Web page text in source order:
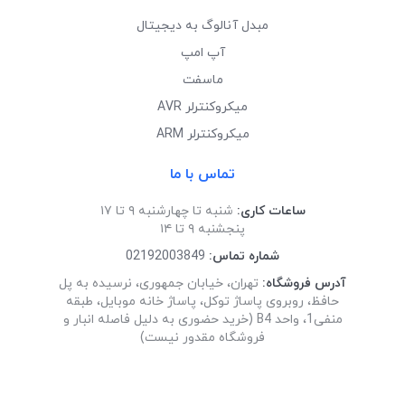
مبدل آنالوگ به دیجیتال
آپ امپ
ماسفت
میکروکنترلر AVR
میکروکنترلر ARM
تماس با ما
ساعات کاری: شنبه تا چهارشنبه ۹ تا ۱۷
پنجشنبه ۹ تا ۱۴
شماره تماس: 02192003849
آدرس فروشگاه: تهران، خیابان جمهوری، نرسیده به پل
حافظ، روبروی پاساژ توکل، پاساژ خانه موبایل، طبقه
منفی1، واحد B4 (خرید حضوری به دلیل فاصله انبار و
فروشگاه مقدور نیست)